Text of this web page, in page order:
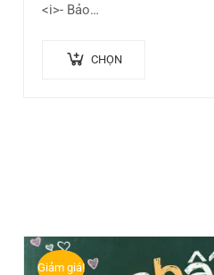
<i>- Bảo…
CHỌN
Giảm giá!